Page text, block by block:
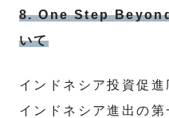
8. One Step Beyond
いて
インドネシア投資促
インドネシア進出の